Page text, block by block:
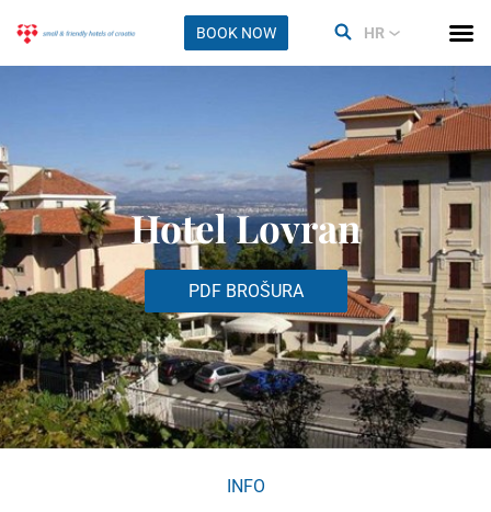
BOOK NOW HR
Hotel Lovran
PDF BROŠURA
INFO